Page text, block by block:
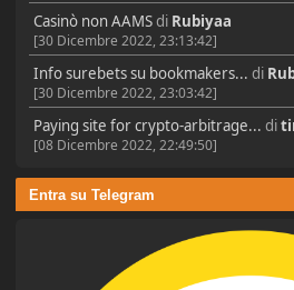
Casinò non AAMSdi Rubiyaa
[30 Dicembre 2022, 23:13:42]
Info surebets su bookmakers... di
[30 Dicembre 2022, 23:03:42]
Paying site for crypto-arbitrage... di
[08 Dicembre 2022, 22:49:50]
Entra su Telegram